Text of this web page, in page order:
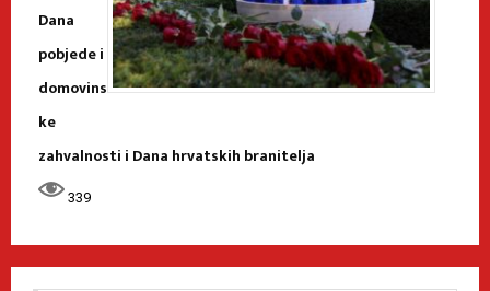
Dana
pobjede i
domovins
ke
zahvalnosti i Dana hrvatskih branitelja
339